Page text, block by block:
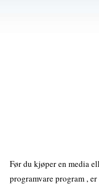
Før du kjøper en media
programvare program ,